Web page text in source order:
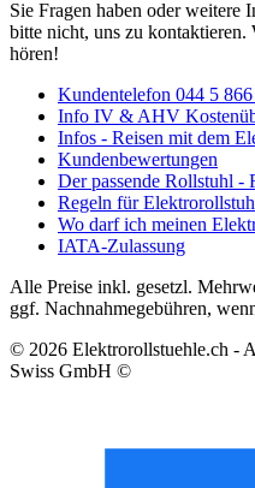
Sie Fragen haben oder weitere
bitte nicht, uns zu
hören!
Kundentelefon 044 5
Info IV & AHV
Infos - Reisen mit dem
Kundenbewertungen
Der passende Rollstuhl -
Regeln für
Wo darf ich meinen
IATA-Zulassung
Alle Preise inkl. gesetzl.
ggf. Nachnahmegebühren,
© 2026 Elektrorollstuehle.ch -
Swiss GmbH ©